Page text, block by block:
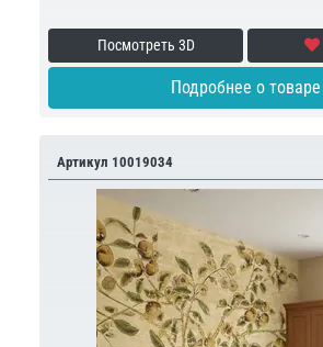
Посмотреть 3D
Подробнее о товаре
Артикул 10019034